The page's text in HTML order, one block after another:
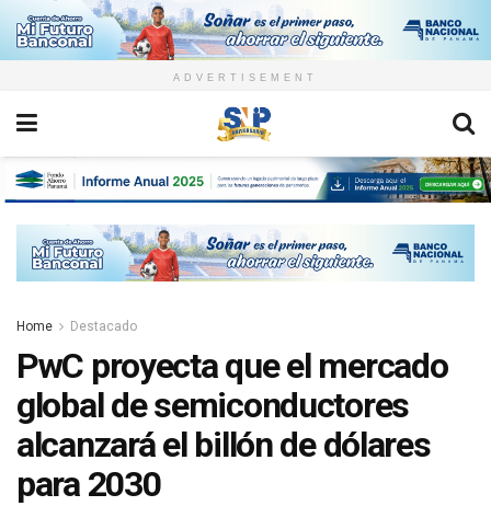
ADVERTISEMENT
Home Destacado
PwC proyecta que el mercado
global de semiconductores
alcanzará el billón de dólares
para 2030